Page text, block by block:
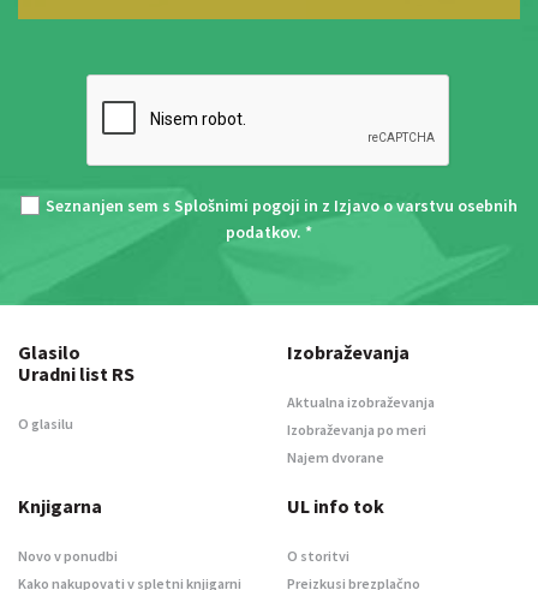
Seznanjen sem s Splošnimi pogoji in z Izjavo o varstvu osebnih
podatkov. *
Glasilo
Uradni list RS
O glasilu
Izobraževanja
Aktualna izobraževanja
Izobraževanja po meri
Najem dvorane
Knjigarna
Novo v ponudbi
Kako nakupovati v spletni knjigarni
UL info tok
O storitvi
Preizkusi brezplačno